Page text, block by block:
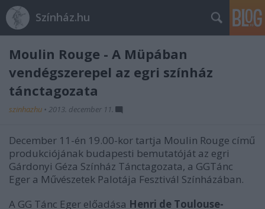
Színház.hu
Moulin Rouge - A Müpában
vendégszerepel az egri színház
tánctagozata
szinhazhu • 2013. december 11.
December 11-én 19.00-kor tartja Moulin Rouge című
produkciójának budapesti bemutatóját az egri
Gárdonyi Géza Színház Tánctagozata, a GGTánc
Eger a Művészetek Palotája Fesztivál Színházában.
A GG Tánc Eger előadása Henri de Toulouse-